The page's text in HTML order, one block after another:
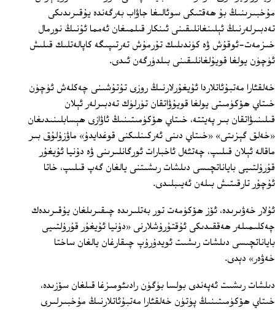
مۇخبىرىنىڭ بۇ ھەقتىكى سوئالىغا جاۋاب بەرگەندە يۇقىرىدىكى
تەدبىرلەرنىڭ ئېلىنغانلىقىنى ئىنكار قىلمىغان ئەمما ئۇنىڭ نورمال
خىزمەت-ئوقۇش ۋە كۈندىلىك تۇرمۇش تەرتىپىگە كاپالەتلىك قىلىش
ئۈچۈن يولغا قويۇلغانلىقىنى بىلدۈرگەن ئىدى.
خەلقئارا مەتبۇئاتلاردا ئۇيغۇرلارنىڭ روزى تۇتۇشىنى چەكلەش ئۈچۈن
خىتاي ھۆكۈمىتى يولغا قويۇۋاتقان تۈرلۈك تەدبىرلەر ئېلان
قىلىنىۋاتقان بىر پەيتتە، خىتاي ھۆكۈمىتىنىڭ ئاۋازى ھېسابلىنىدىغان
«خەلق گېزىتى» «خىتاي دىنى ئەركىنلىكنى قوغدايدۇ» ماۋزۇلۇق بىر
ماقالە ئېلان قىلىپ، چەتئەل ئاخبارات ئورگانلىرىنى ۋە دۇنيا ئۇيغۇر
قۇرۇلتىيى باياناتچىسى دىلشات رىشىتنى يالغان گەپ قىلىپ، خاتا
ئۇچۇر تارقىتىش بىلەن ئەيىبلىدى.
ئۇلار خەۋىرىدە، ئۆز ھۆكۈمەت تور بەتلىرىدە چىقىرىلغان يۇقىرىدەك
چەكلىمىلەر ھەققىدىكى ئۇقتۇرۇشلارنى «دۇنيا ئۇيغۇر قۇرۇلتىيى
باياناتچىسى دىلشات رىشىت ئويدۇرۇپ چىقارغان يالغان ساختا
خەۋەر» دېدى.
دىلشات رىشىت ئەپەندى بولسا بۈگۈن رادىئومىزغا قىلغان سۆزىدە،
خىتاي ھۆكۈمىتىنىڭ پۈتۈن خەلقئارا مەتبۇئاتلارنىڭ مۇخبىرلىرى